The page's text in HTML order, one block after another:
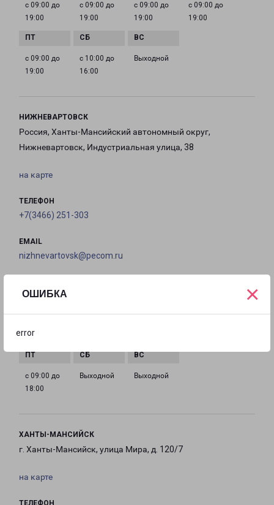
ОШИБКА
error
×
с 09:00 до
19:00
с 09:00 до
19:00
с 09:00 до
19:00
с 09:00 до
19:00
с 09:00 до
19:00
с 10:00 до
16:00
Выходной
НИЖНЕВАРТОВСК
Россия, Ханты-Мансийский автономный округ,
Нижневартовск, Индустриальная улица, 38
на карте
ТЕЛЕФОН
+7(3466) 251-303
EMAIL
nizhnevartovsk@pecom.ru
18:00
с 09:00 до
18:00
Выходной Выходной
ХАНТЫ-МАНСИЙСК
г. Ханты-Мансийск, улица Мира, д. 120/7
на карте